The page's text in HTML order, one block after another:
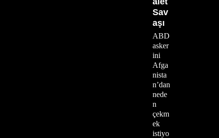
Sav
aşı
ABD
asker
ini
Afga
nista
n’dan
nede
n
çekm
ek
istiyo